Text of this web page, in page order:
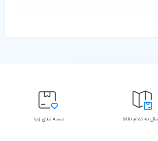
به تمام نقاط بسته بندی زیبا